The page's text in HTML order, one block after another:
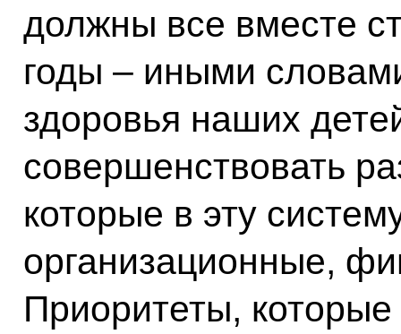
должны все вместе
годы – иными
здоровья наших
совершенствовать
которые в эту
организационные,
Приоритеты,